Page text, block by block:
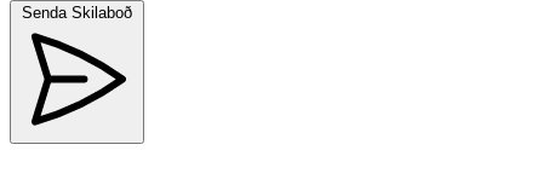
Senda Skilaboð